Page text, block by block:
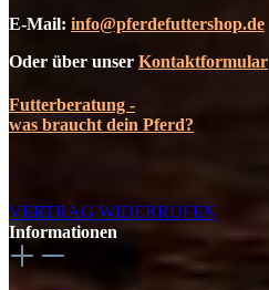
E-Mail: info@pferdefuttershop.de
Oder über unser Kontaktformular
Futterberatung -
was braucht dein Pferd?
VERTRAG WIDERRUFEN
Informationen